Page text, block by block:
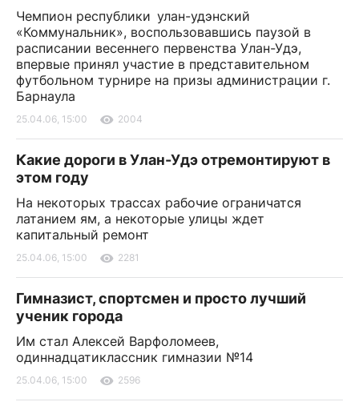
Чемпион республики улан-удэнский
«Коммунальник», воспользовавшись паузой в
расписании весеннего первенства Улан-Удэ,
впервые принял участие в представительном
футбольном турнире на призы администрации г.
Барнаула
25.04.06, 15:00 2004
Какие дороги в Улан-Удэ отремонтируют в
этом году
На некоторых трассах рабочие ограничатся
латанием ям, а некоторые улицы ждет
капитальный ремонт
25.04.06, 15:00 2281
Гимназист, спортсмен и просто лучший
ученик города
Им стал Алексей Варфоломеев,
одиннадцатиклассник гимназии №14
25.04.06, 15:00 2596